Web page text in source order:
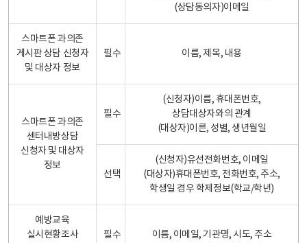
(상담동의자)이메일
스마트폰 과의존
게시판 상담 신청자
및 대상자 정보
필수 이름, 제목, 내용
스마트폰 과의존
센터내방상담
신청자 및 대상자
정보
필수
(신청자)이름, 휴대폰번호,
상담대상자와의 관계
(대상자)이른, 성별, 생년월일
선택
(신청자)유선전화번호, 이메일
(대상자)휴대폰번호, 전화번호, 주소,
학생일 경우 학제정보(학교/학년)
예방교육
실시현황조사
필수 이름, 이메일, 기관명, 시도, 주소